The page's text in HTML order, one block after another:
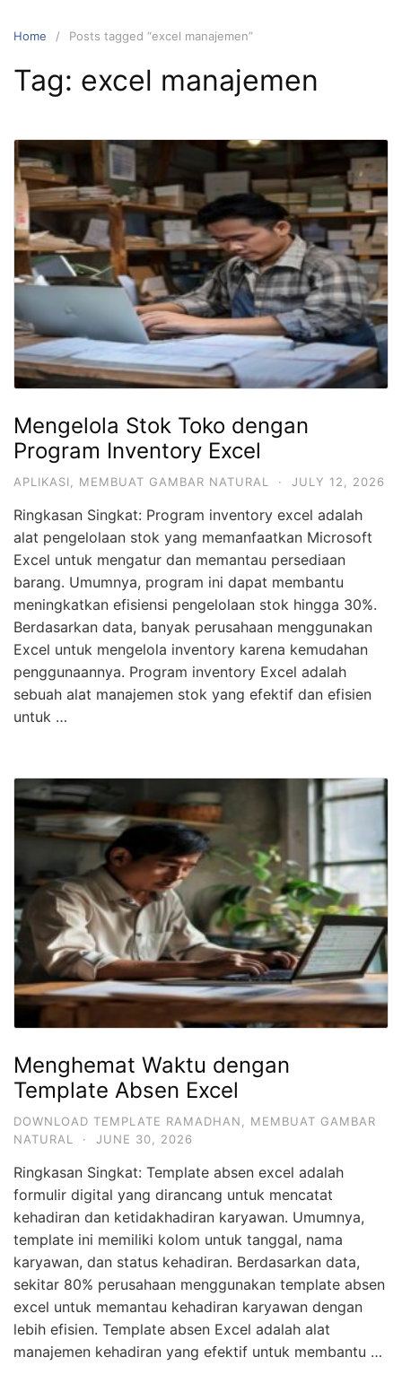
Home Posts tagged “excel manajemen”
Tag: excel manajemen
Mengelola Stok Toko dengan
Program Inventory Excel
APLIKASI, MEMBUAT GAMBAR NATURAL · JULY 12, 2026
Ringkasan Singkat: Program inventory excel adalah
alat pengelolaan stok yang memanfaatkan Microsoft
Excel untuk mengatur dan memantau persediaan
barang. Umumnya, program ini dapat membantu
meningkatkan efisiensi pengelolaan stok hingga 30%.
Berdasarkan data, banyak perusahaan menggunakan
Excel untuk mengelola inventory karena kemudahan
penggunaannya. Program inventory Excel adalah
sebuah alat manajemen stok yang efektif dan efisien
untuk …
Menghemat Waktu dengan
Template Absen Excel
DOWNLOAD TEMPLATE RAMADHAN
MEMBUAT GAMBAR
NATURAL
· JUNE 30, 2026
Ringkasan Singkat: Template absen excel adalah
formulir digital yang dirancang untuk mencatat
kehadiran dan ketidakhadiran karyawan. Umumnya,
template ini memiliki kolom untuk tanggal, nama
karyawan, dan status kehadiran. Berdasarkan data,
sekitar 80% perusahaan menggunakan template absen
excel untuk memantau kehadiran karyawan dengan
lebih efisien. Template absen Excel adalah alat
manajemen kehadiran yang efektif untuk membantu …